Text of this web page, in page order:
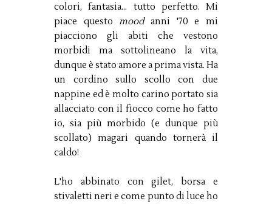
colori, fantasia... tutto perfetto. Mi
piace questomoodanni '70 e mi
piacciono gli abiti che vestono
morbidi ma sottolineano la vita,
dunque è stato amore a prima vista. Ha
un cordino sullo scollo con due
nappine ed è molto carino portato sia
allacciato con il fiocco come ho fatto
io, sia più morbido (e dunque più
scollato) magari quando tornerà il
caldo!
L'ho abbinato con gilet, borsa e
stivaletti neri e come punto di luce ho